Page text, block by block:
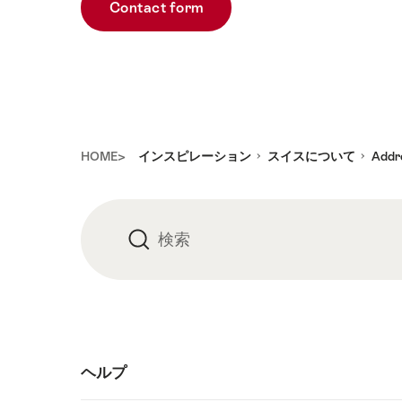
Contact form
HOME> インスピレーション スイスについて
検索
ヘルプ